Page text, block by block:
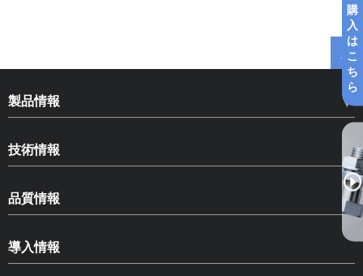
購
入
は
こ
ち
ら
製品情報
HLN ハードロックナット
HLB ハードロックベアリングナット
SLB スペースロックベアリングナット
コピー商品への注意
技術情報
ねじのゆるみ
ゆるみ止め部品の種類とその効果
ハードロックナットについて
品質情報
品質情報
品質保証体制
導入情報